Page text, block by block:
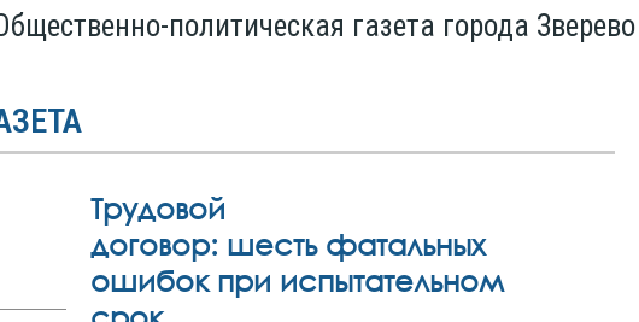
политическая газета города Зверево
Трудовой
договор: шесть фатальных
ошибок при испытательном